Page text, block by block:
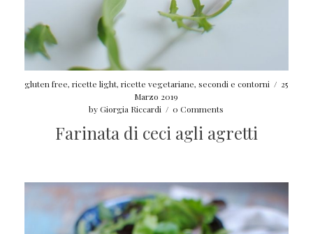
gluten free,ricette light,ricette vegetariane,secondi e contorni / 25
Marzo 2019
byGiorgia Riccardi / 0 Comments
Farinata di ceci agli agretti